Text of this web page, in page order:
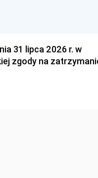
31 lipca 2026 r. w
zgody na